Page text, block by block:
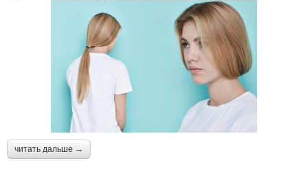
Искусственные волосы Волос для прически
Пряды к коротким
волосам
Нарощенные волосы
Прически с накладными
читать дальше →